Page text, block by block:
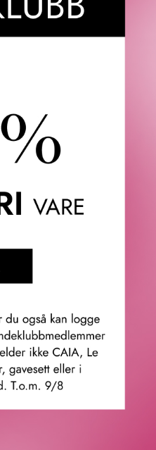
Le Labo, LOEWE, Best Buy-
Gjelder kun
DU
effektivt absorberer olje,
og den etterlater ingen
oss